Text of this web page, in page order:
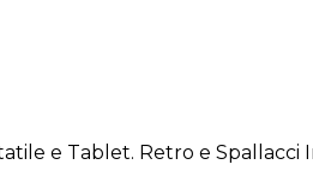
e Tablet. Retro e Spallacci